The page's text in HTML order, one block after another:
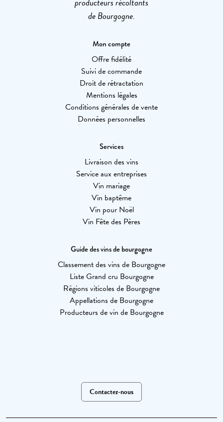
de Bourgogne.
Mon compte
Offre fidélité
Suivi de commande
Droit de rétractation
Mentions légales
Conditions générales de vente
Données personnelles
Services
Livraison des vins
Service aux entreprises
Vin mariage
Vin baptême
Vin pour Noël
Vin Fête des Pères
Guide des vins de bourgogne
Classement des vins de Bourgogne
Liste Grand cru Bourgogne
Régions viticoles de Bourgogne
Appellations de Bourgogne
Producteurs de vin de Bourgogne
Contactez-nous